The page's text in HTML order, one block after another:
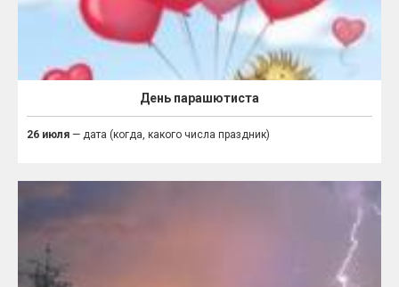
День парашютиста
26 июля — дата (когда, какого числа праздник)